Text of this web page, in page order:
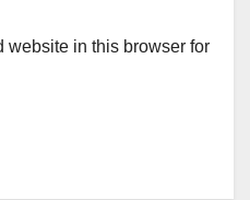
website in this browser for